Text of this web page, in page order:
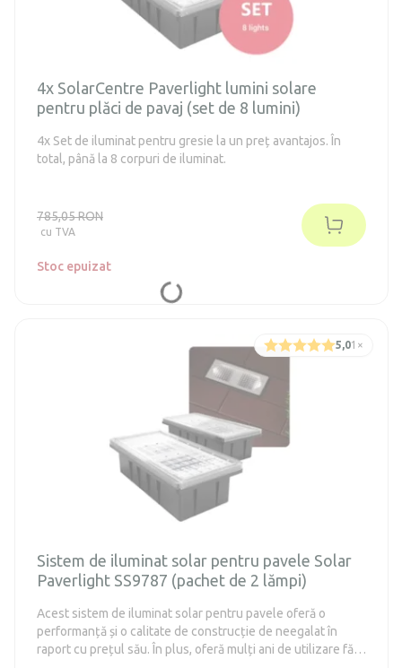
4x SolarCentre Paverlight lumini solare
pentru plăci de pavaj (set de 8 lumini)
4x Set de iluminat pentru gresie la un preț avantajos. În
total, până la 8 corpuri de iluminat.
785,05 RON
cu TVA
Stoc epuizat
5,01 ×
Sistem de iluminat solar pentru pavele Solar
Paverlight SS9787 (pachet de 2 lămpi)
Acest sistem de iluminat solar pentru pavele oferă o
performanță și o calitate de construcție de neegalat în
raport cu prețul său. În plus, oferă mulți ani de utilizare fără